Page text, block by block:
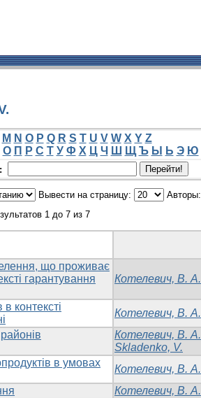
M N O P Q R S T U V W X Y Z
О П Р С Т У Ф Х Ц Ч Ш Щ Ъ Ы Ь Э Ю
Вывести на страницу:
Авторы:
1 до 7 из 7
що проживає
гарантування
Котелевич, В. А.
контексті
Котелевич, В. А.
Котелевич, В. А.
Skladenko, V.
в умовах
Котелевич, В. А.
Котелевич, В. А.